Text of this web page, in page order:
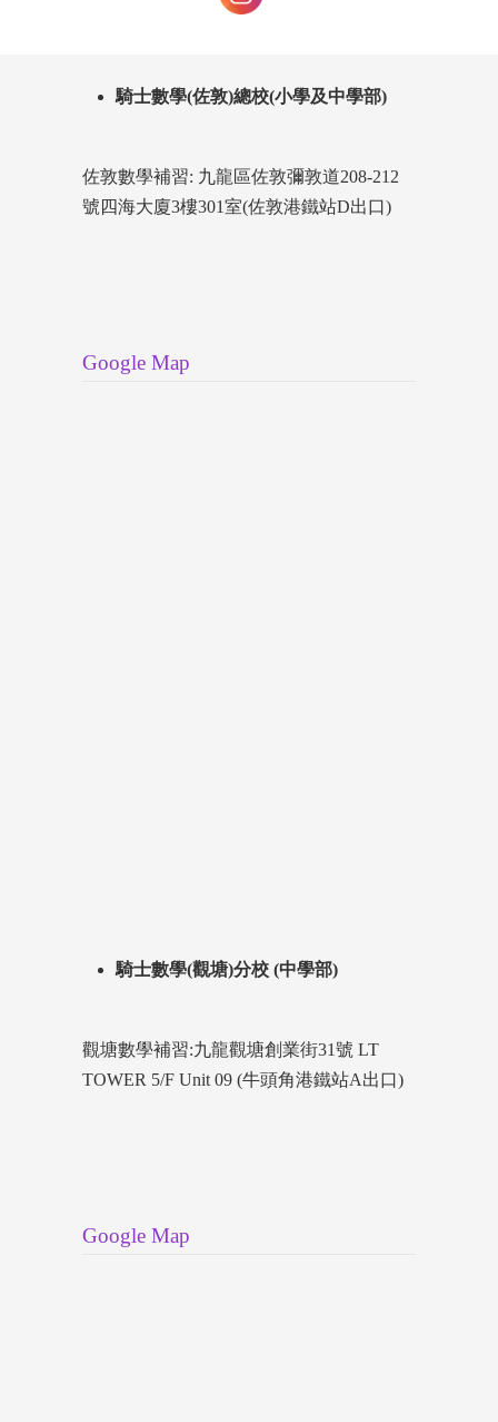
騎士數學(佐敦)總校(小學及中學部)
佐敦數學補習: 九龍區佐敦彌敦道208-212
號四海大廈3樓301室(佐敦港鐵站D出口)
Google Map
騎士數學(觀塘)分校 (中學部)
觀塘數學補習:九龍觀塘創業街31號 LT
TOWER 5/F Unit 09 (牛頭角港鐵站A出口)
Google Map